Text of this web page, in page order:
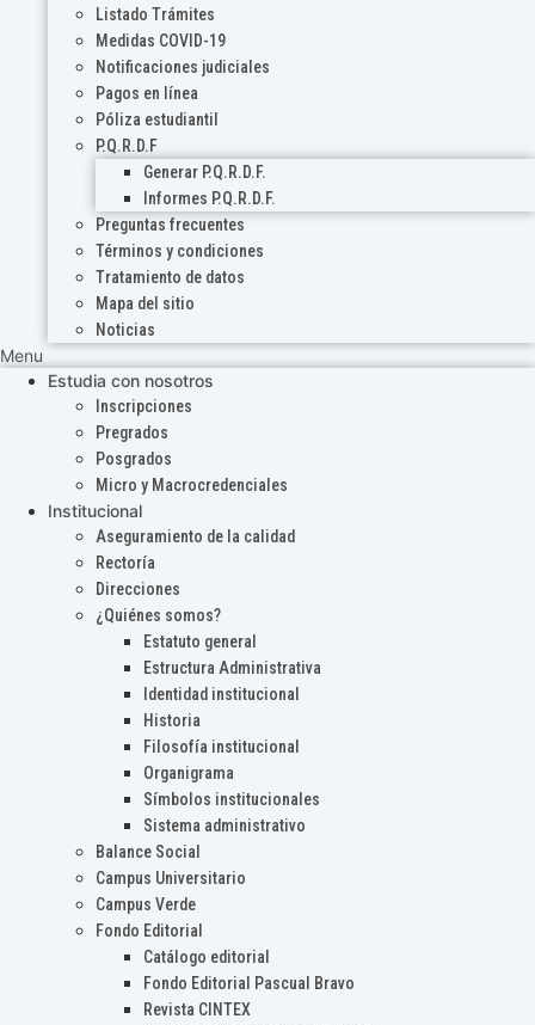
Listado Trámites
Medidas COVID-19
Notificaciones judiciales
Pagos en línea
Póliza estudiantil
P.Q.R.D.F
Generar P.Q.R.D.F.
Informes P.Q.R.D.F.
Preguntas frecuentes
Términos y condiciones
Tratamiento de datos
Mapa del sitio
Noticias
Menu
Estudia con nosotros
Inscripciones
Pregrados
Posgrados
Micro y Macrocredenciales
Institucional
Aseguramiento de la calidad
Rectoría
Direcciones
¿Quiénes somos?
Estatuto general
Estructura Administrativa
Identidad institucional
Historia
Filosofía institucional
Organigrama
Símbolos institucionales
Sistema administrativo
Balance Social
Campus Universitario
Campus Verde
Fondo Editorial
Catálogo editorial
Fondo Editorial Pascual Bravo
Revista CINTEX